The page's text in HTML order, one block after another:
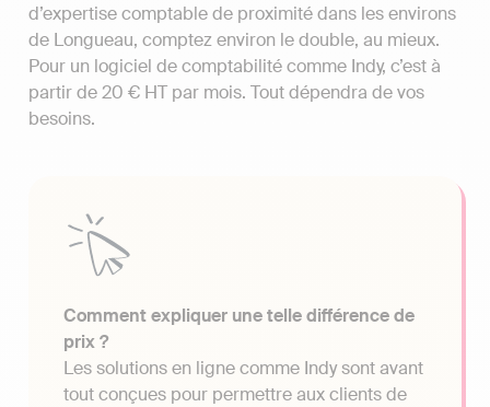
d’expertise comptable de proximité dans les environs
de Longueau, comptez environ le double, au mieux.
Pour un logiciel de comptabilité comme Indy, c’est à
partir de 20 € HT par mois. Tout dépendra de vos
besoins.
Comment expliquer une telle différence de
prix ?
Les solutions en ligne comme Indy sont avant
tout conçues pour permettre aux clients de